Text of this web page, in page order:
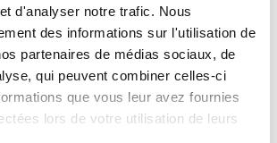
d'analyser notre trafic. Nous
des informations sur l'utilisation de
partenaires de médias sociaux, de
qui peuvent combiner celles-ci
que vous leur avez fournies
lors de votre utilisation de leurs
AJOUTER AU DEVIS
GARANTIE D'UN AN EN
STANDARD
MEILLEURS PRIX ET